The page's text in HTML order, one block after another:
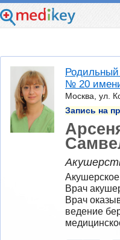
№ 20
Москва, ул.
Запись на
Врач
Врач
ведение